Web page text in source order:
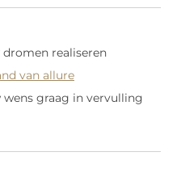
realiseren
van allure
graag in vervulling